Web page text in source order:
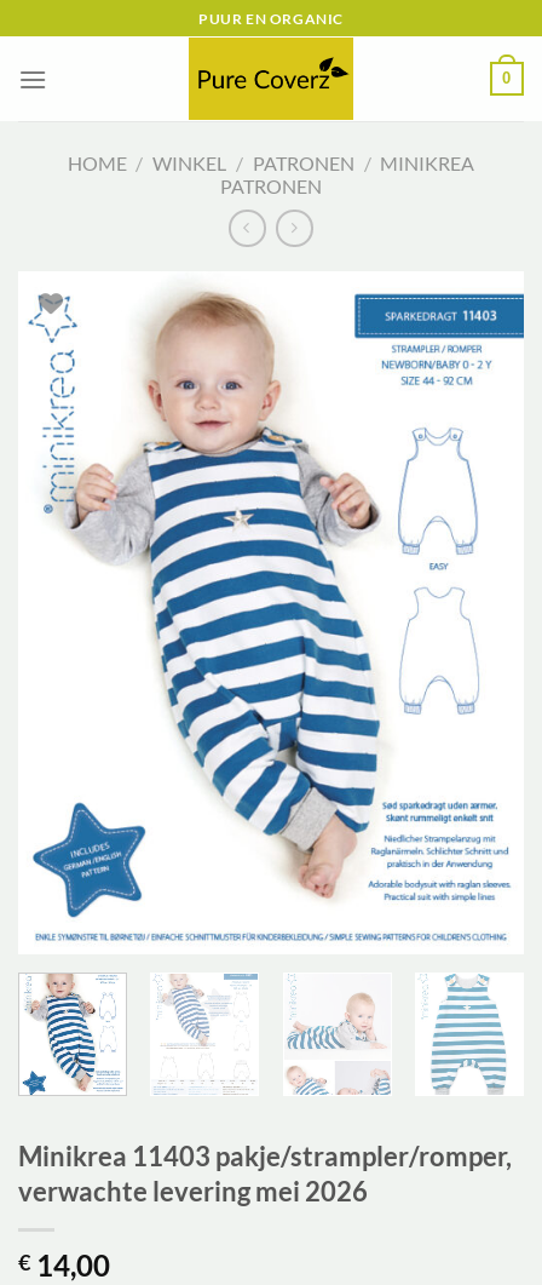
naar
inhoud
PUUR EN ORGANIC
0
HOME / WINKEL / PATRONEN / MINIKREA
PATRONEN
Minikrea 11403 pakje/strampler/romper,
verwachte levering mei 2026
€ 14,00